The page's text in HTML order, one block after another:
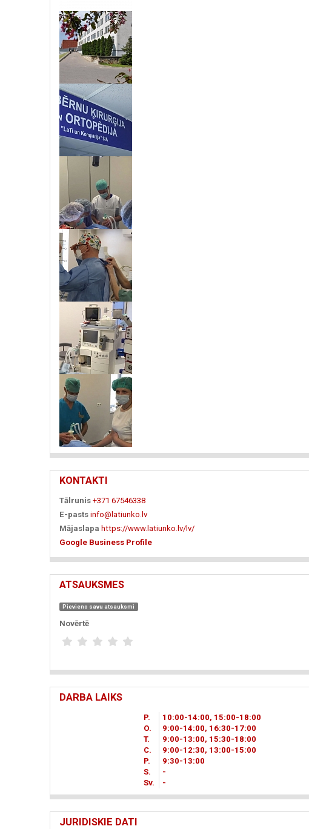
KONTAKTI
Tālrunis +371 67546338
E-pasts info@latiunko.lv
Mājaslapa https://www.latiunko.lv/lv/
Google Business Profile
ATSAUKSMES
Pievieno savu atsauksmi
Novērtē
DARBA LAIKS
P. 10 00-14 00, 15 00-18 00
O.
9 00-14 00, 16 30-17 00
T.
9 00-13 00, 15 30-18 00
C.
9 00-12 30, 13 00-15 00
P.
9 30-13 00
S.
-
Sv.
-
JURIDISKIE DATI